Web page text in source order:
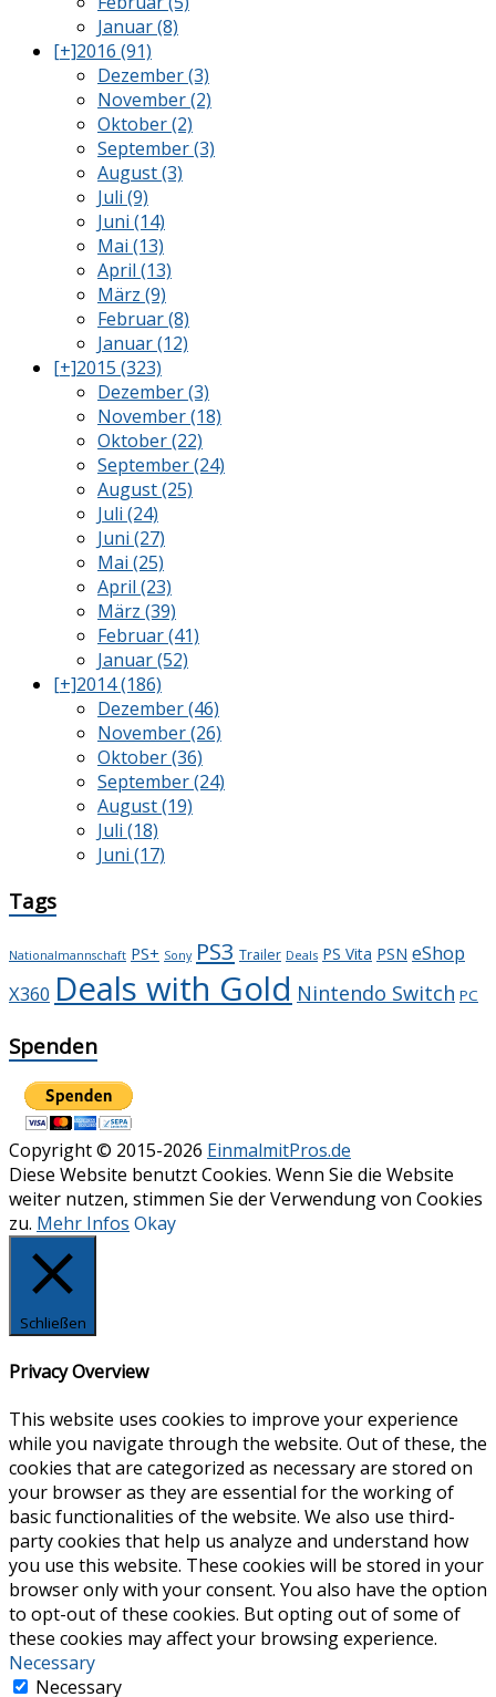
Januar (8)
[+]2016 (91)
Dezember (3)
November (2)
Oktober (2)
September (3)
August (3)
Juli (9)
Juni (14)
Mai (13)
April (13)
März (9)
Februar (8)
Januar (12)
[+]2015 (323)
Dezember (3)
November (18)
Oktober (22)
September (24)
August (25)
Juli (24)
Juni (27)
Mai (25)
April (23)
März (39)
Februar (41)
Januar (52)
[+]2014 (186)
Dezember (46)
November (26)
Oktober (36)
September (24)
August (19)
Juli (18)
Juni (17)
Tags
Nationalmannschaft PS+ Sony PS3 Trailer Deals PS Vita PSN eShop
X360 Deals with Gold Nintendo Switch PC
Spenden
Copyright © 2015-2026 EinmalmitPros.de
Diese Website benutzt Cookies. Wenn Sie die Website
weiter nutzen, stimmen Sie der Verwendung von Cookies
zu. Mehr Infos Okay
Schließen
Privacy Overview
This website uses cookies to improve your experience
while you navigate through the website. Out of these, the
cookies that are categorized as necessary are stored on
your browser as they are essential for the working of
basic functionalities of the website. We also use third-
party cookies that help us analyze and understand how
you use this website. These cookies will be stored in your
browser only with your consent. You also have the option
to opt-out of these cookies. But opting out of some of
these cookies may affect your browsing experience.
Necessary
Necessary